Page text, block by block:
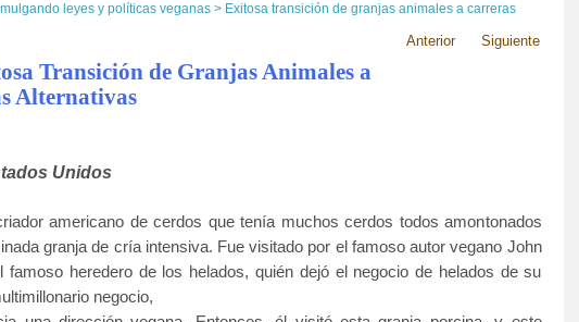
leyes y políticas veganas > Exitosa transición de granjas animales a carreras
Anterior Siguiente
Transición de Granjas Animales a
Alternativas
Unidos
americano de cerdos que tenía muchos cerdos todos amontonados
granja de cría intensiva. Fue visitado por el famoso autor vegano John
famoso heredero de los helados, quién dejó el negocio de helados de su
negocio,